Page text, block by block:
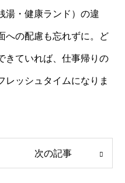
湯・健康ランド）の違
への配慮も忘れずに。ど
きていれば、仕事帰りの
レッシュタイムになりま
次の記事